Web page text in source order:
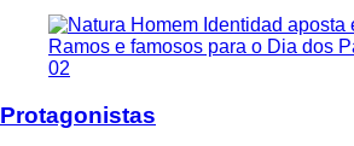
02
Protagonistas